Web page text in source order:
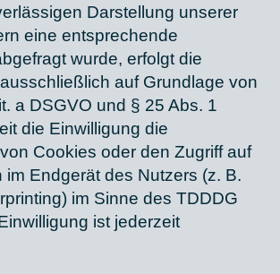
Darstellung unserer
eine entsprechende
wurde, erfolgt die
auf Grundlage von
a DSGVO und § 25 Abs. 1
die Einwilligung die
Cookies oder den Zugriff auf
im Endgerät des Nutzers (z. B.
im Sinne des TDDDG
ist jederzeit